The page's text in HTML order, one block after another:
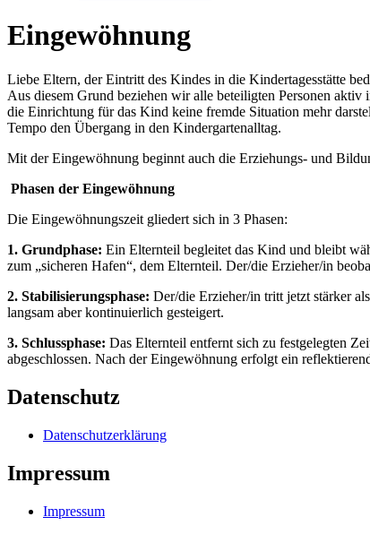
Eingewöhnung
Liebe Eltern, der Eintritt des Kindes in die Kindertagesstätte
Aus diesem Grund beziehen wir alle beteiligten Personen
die Einrichtung für das Kind keine fremde Situation mehr
Tempo den Übergang in den Kindergartenalltag.
Mit der Eingewöhnung beginnt auch die Erziehungs- und
Phasen der Eingewöhnung
Die Eingewöhnungszeit gliedert sich in 3 Phasen:
1. Grundphase: Ein Elternteil begleitet das Kind und bleibt
zum „sicheren Hafen“, dem Elternteil. Der/die Erzieher/in
2. Stabilisierungsphase: Der/die Erzieher/in tritt jetzt stärker
langsam aber kontinuierlich gesteigert.
3. Schlussphase: Das Elternteil entfernt sich zu festgelegten
abgeschlossen. Nach der Eingewöhnung erfolgt ein
Datenschutz
Datenschutzerklärung
Impressum
Impressum